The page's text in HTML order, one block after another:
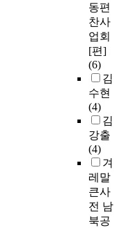
동편
찬사
업회
[편]
(6)
김
수현
(4)
김
강출
(4)
겨
레말
큰사
전 남
북공